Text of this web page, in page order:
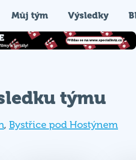
Můj tým Výsledky
týmu
, Bystřice pod Hostýnem